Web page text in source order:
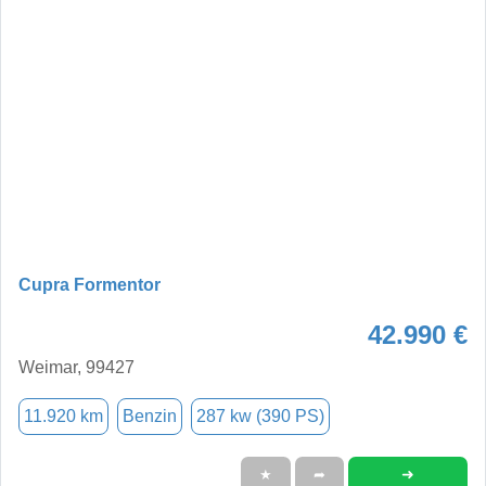
Cupra Formentor
42.990 €
Weimar, 99427
11.920 km Benzin 287 kw (390 PS)
★ ➦ ➜